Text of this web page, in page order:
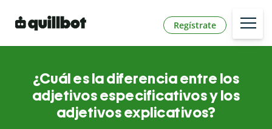
Regístrate
¿Cuál es la diferencia entre los
adjetivos especificativos y los
adjetivos explicativos?